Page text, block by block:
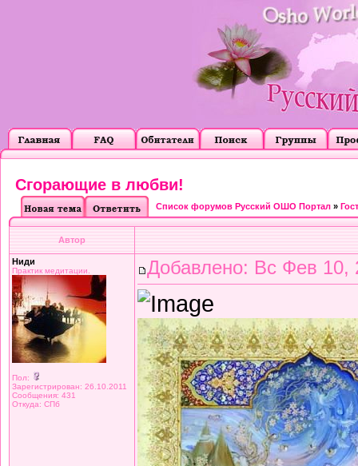
Сгорающие в любви!
Список форумов Русский ОШО Портал »
Автор
Ниди
Практик медитации.
Пол:
Зарегистрирован: 26.10.2011
Сообщения: 431
Откуда: СПб
Добавлено: Вс Фев 10,